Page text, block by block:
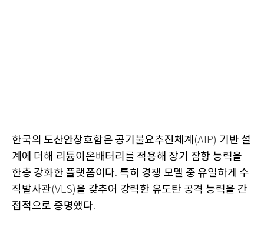
한국의 도산안창호함은 공기불요추진체계 (AIP) 기반 설
계에 더해 리튬이온배터리를 적용해 장기 잠항 능력을
한층 강화한 플랫폼이다. 특히 경쟁 모델 중 유일하게 수
직발사관(VLS)을 갖추어 강력한 유도탄 공격 능력을 간
접적으로 증명했다.